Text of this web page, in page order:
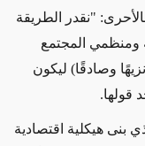
"نقدر الطريقة
ومنظمي المجتمع
وصادقًا) ليكون
قولها.
بنى هيكلية اقتصادية